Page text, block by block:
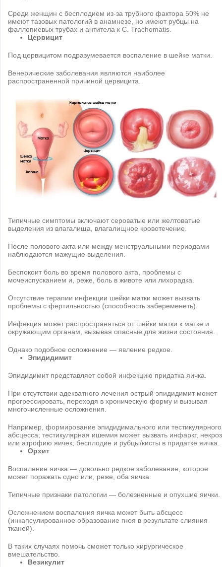
Среди женщин с бесплодием из-за трубного фактора 50% не
имеют тазовых патологий в анамнезе, но имеют рубцы на
фаллопиевых трубах и антитела к C. Trachomatis.
Цервицит
Под цервицитом подразумевается воспаление в шейке матки.
Венерические заболевания являются наиболее
распространенной причиной цервицита.
Типичные симптомы включают сероватые или желтоватые
выделения из влагалища, влагалищное кровотечение.
После полового акта или между менструальными периодами
наблюдаются мажущие выделения.
Беспокоит боль во время полового акта, проблемы с
мочеиспусканием и, реже, боль в животе или лихорадка.
Отсутствие терапии инфекции шейки матки может вызвать
проблемы с фертильностью (способность забеременеть).
Инфекция может распространяться от шейки матки к матке и
окружающим органам, вызывая опасные для жизни состояния.
Однако подобное осложнение — явление редкое.
Эпидидимит
Эпидидимит представляет собой инфекцию придатка яичка.
При отсутствии адекватного лечения острый эпидидимит может
прогрессировать, переходя в хроническую форму и вызывая
многочисленные осложнения.
Например, формирование эпидидимального или тестикулярного
абсцесса; тестикулярная ишемия может вызвать инфаркт, некроз
или атрофию яичек; бесплодие и рубцы/кисты в придатке яичка.
Орхит
Воспаление яичка — довольно редкое заболевание, которое
может поражать одно или, реже, оба яичка.
Типичные признаки патологии — болезненные и опухшие яички.
Осложнением воспаления яичка может быть абсцесс
(инкапсулированное образование гноя в результате слияния
тканей).
В таких случаях помочь сможет только хирургическое
вмешательство.
Везикулит